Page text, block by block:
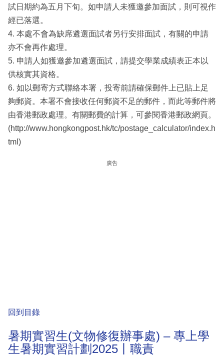
試日期約為五月下旬。如申請人未獲邀參加面試，則可視作
經已落選。
4. 本處不會為缺席遴選面試者另行安排面試，有關的申請
亦不會再作處理。
5. 申請人如獲邀參加遴選面試，請提交學業成績表正本以
供核實其資格。
6. 如以郵寄方式聯絡本署，投寄前請確保郵件上已貼上足
夠郵資。本署不會接收任何郵資不足的郵件，而此等郵件將
由香港郵政處理。有關郵費的計算，可參閱香港郵政網頁。
(http://www.hongkongpost.hk/tc/postage_calculator/index.h
tml)
廣告
回到目錄
暑期實習生(文物修復辦事處) – 專上學
生暑期實習計劃2025丨職責